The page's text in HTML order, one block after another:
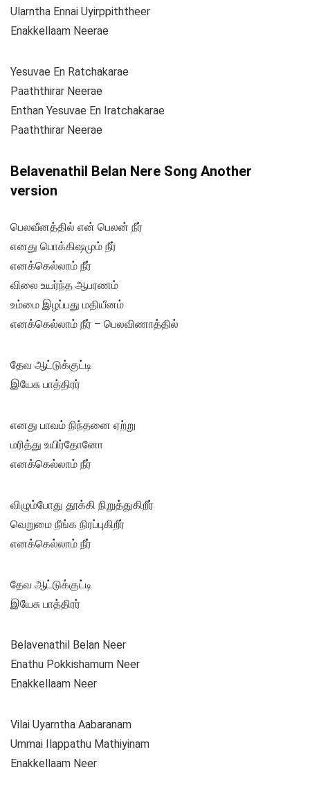
Ularntha Ennai Uyirppiththeer
Enakkellaam Neerae
Yesuvae En Ratchakarae
Paaththirar Neerae
Enthan Yesuvae En Iratchakarae
Paaththirar Neerae
Belavenathil Belan Nere Song Another
version
பெலவீனத்தில் என் பெலன் நீர்
எனது பொக்கிஷமும் நீர்
எனக்கெல்லாம் நீர்
விலை உயர்ந்த ஆபரணம்
உம்மை இழப்பது மதியீனம்
எனக்கெல்லாம் நீர் – பெலவிணாத்தில்
தேவ ஆட்டுக்குட்டி
இயேசு பாத்திரர்
எனது பாவம் நிந்தனை ஏற்று
மரித்து உயிர்தோனோ
எனக்கெல்லாம் நீர்
விழும்போது தூக்கி நிறுத்துகிறீர்
வெறுமை நீங்க நிரப்புகிறீர்
எனக்கெல்லாம் நீர்
தேவ ஆட்டுக்குட்டி
இயேசு பாத்திரர்
Belavenathil Belan Neer
Enathu Pokkishamum Neer
Enakkellaam Neer
Vilai Uyarntha Aabaranam
Ummai Ilappathu Mathiyinam
Enakkellaam Neer